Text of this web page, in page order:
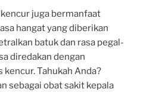
juga bermanfaat
hangat yang diberikan
batuk dan rasa pegal-
diredakan dengan
Tahukah Anda?
sebagai obat sakit kepala